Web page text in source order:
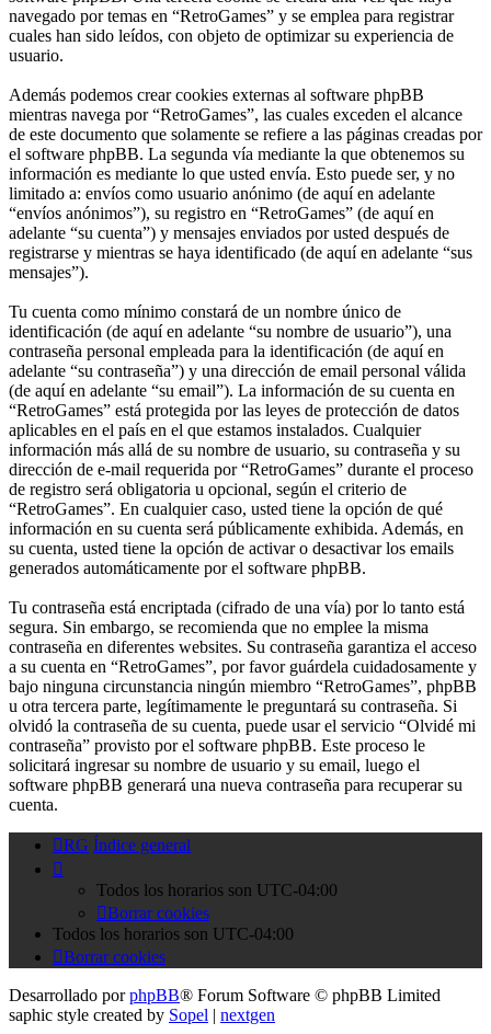
navegado por temas en “RetroGames” y se emplea para registrar
cuales han sido leídos, con objeto de optimizar su experiencia de
usuario.
Además podemos crear cookies externas al software phpBB
mientras navega por “RetroGames”, las cuales exceden el alcance
de este documento que solamente se refiere a las páginas creadas por
el software phpBB. La segunda vía mediante la que obtenemos su
información es mediante lo que usted envía. Esto puede ser, y no
limitado a: envíos como usuario anónimo (de aquí en adelante
“envíos anónimos”), su registro en “RetroGames” (de aquí en
adelante “su cuenta”) y mensajes enviados por usted después de
registrarse y mientras se haya identificado (de aquí en adelante “sus
mensajes”).
Tu cuenta como mínimo constará de un nombre único de
identificación (de aquí en adelante “su nombre de usuario”), una
contraseña personal empleada para la identificación (de aquí en
adelante “su contraseña”) y una dirección de email personal válida
(de aquí en adelante “su email”). La información de su cuenta en
“RetroGames” está protegida por las leyes de protección de datos
aplicables en el país en el que estamos instalados. Cualquier
información más allá de su nombre de usuario, su contraseña y su
dirección de e-mail requerida por “RetroGames” durante el proceso
de registro será obligatoria u opcional, según el criterio de
“RetroGames”. En cualquier caso, usted tiene la opción de qué
información en su cuenta será públicamente exhibida. Además, en
su cuenta, usted tiene la opción de activar o desactivar los emails
generados automáticamente por el software phpBB.
Tu contraseña está encriptada (cifrado de una vía) por lo tanto está
segura. Sin embargo, se recomienda que no emplee la misma
contraseña en diferentes websites. Su contraseña garantiza el acceso
a su cuenta en “RetroGames”, por favor guárdela cuidadosamente y
bajo ninguna circunstancia ningún miembro “RetroGames”, phpBB
u otra tercera parte, legítimamente le preguntará su contraseña. Si
olvidó la contraseña de su cuenta, puede usar el servicio “Olvidé mi
contraseña” provisto por el software phpBB. Este proceso le
solicitará ingresar su nombre de usuario y su email, luego el
software phpBB generará una nueva contraseña para recuperar su
cuenta.
RG Índice general
Todos los horarios son UTC-04:00
Borrar cookies
Todos los horarios son UTC-04:00
Borrar cookies
Desarrollado porphpBB® Forum Software © phpBB Limited
saphic style created by Sopel | nextgen